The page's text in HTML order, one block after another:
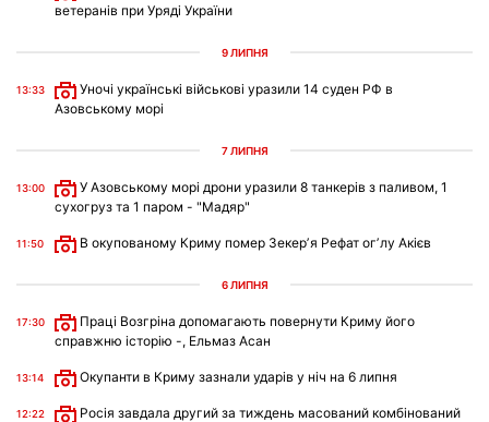
ветеранів при Уряді України
9 ЛИПНЯ
13:33
Уночі українські військові уразили 14 суден РФ в
Азовському морі
7 ЛИПНЯ
13:00
У Азовському морі дрони уразили 8 танкерів з паливом, 1
сухогруз та 1 паром - "Мадяр"
11:50 В окупованому Криму помер Зекерʼя Рефат огʼлу Акієв
6 ЛИПНЯ
17:30
Праці Возгріна допомагають повернути Криму його
справжню історію -, Ельмаз Асан
13:14 Окупанти в Криму зазнали ударів у ніч на 6 липня
12:22
Росія завдала другий за тиждень масований комбінований